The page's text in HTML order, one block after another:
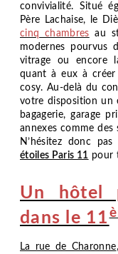
convivialité. Situé
Père Lachaise, le
cinq chambres au
modernes pourvus
vitrage ou encore
quant à eux à créer
cosy. Au-delà du
votre disposition un
bagagerie, garage
annexes comme des
N’hésitez donc
étoiles Paris 11 pour
Un hôtel
dans le 11
La rue de Charonne